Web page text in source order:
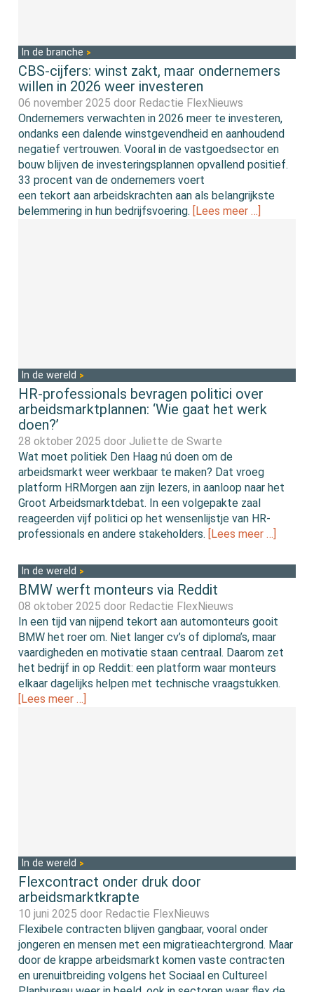
In de branche
CBS-cijfers: winst zakt, maar ondernemers
willen in 2026 weer investeren
06 november 2025 door Redactie FlexNieuws
Ondernemers verwachten in 2026 meer te investeren,
ondanks een dalende winstgevendheid en aanhoudend
negatief vertrouwen. Vooral in de vastgoedsector en
bouw blijven de investeringsplannen opvallend positief.
33 procent van de ondernemers voert
een tekort aan arbeidskrachten aan als belangrijkste
belemmering in hun bedrijfsvoering.
[Lees meer …]
In de wereld
HR-professionals bevragen politici over
arbeidsmarktplannen: ‘Wie gaat het werk
doen?’
28 oktober 2025 door Juliette de Swarte
Wat moet politiek Den Haag nú doen om de
arbeidsmarkt weer werkbaar te maken? Dat vroeg
platform HRMorgen aan zijn lezers, in aanloop naar het
Groot Arbeidsmarktdebat. In een volgepakte zaal
reageerden vijf politici op het wensenlijstje van HR-
professionals en andere stakeholders. [Lees meer …]
In de wereld
BMW werft monteurs via Reddit
08 oktober 2025 door Redactie FlexNieuws
In een tijd van nijpend tekort aan automonteurs gooit
BMW het roer om. Niet langer cv’s of diploma’s, maar
vaardigheden en motivatie staan centraal. Daarom zet
het bedrijf in op Reddit: een platform waar monteurs
elkaar dagelijks helpen met technische vraagstukken.
[Lees meer …]
In de wereld
Flexcontract onder druk door
arbeidsmarktkrapte
10 juni 2025 door Redactie FlexNieuws
Flexibele contracten blijven gangbaar, vooral onder
jongeren en mensen met een migratieachtergrond. Maar
door de krappe arbeidsmarkt komen vaste contracten
en urenuitbreiding volgens het Sociaal en Cultureel